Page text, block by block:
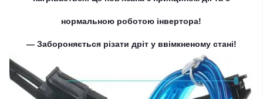
нормальною роботою інвертора!
— Забороняється різати дріт у ввімкненому стані!